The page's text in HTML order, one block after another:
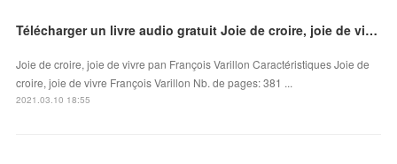
Télécharger un livre audio gratuit Joie de croire, joie de vivre
Joie de croire, joie de vivre pan François Varillon Caractéristiques Joie de
croire, joie de vivre François Varillon Nb. de pages: 381 ...
2021.03.10 18:55